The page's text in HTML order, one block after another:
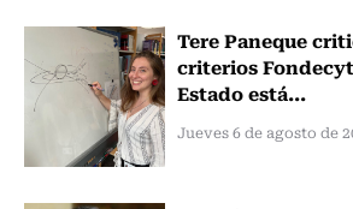
Tere Paneque
criterios
Estado está...
Jueves 6 de agosto de